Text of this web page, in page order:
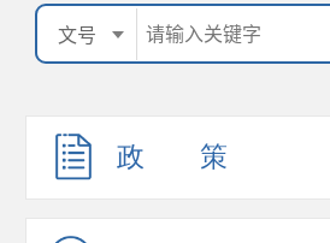
政 策